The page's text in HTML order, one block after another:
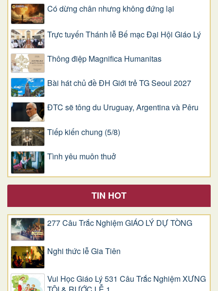
Có dừng chân nhưng không đứng lại
Trực tuyến Thánh lễ Bế mạc Đại Hội Giáo Lý
Thông điệp Magnifica Humanitas
Bài hát chủ đề ĐH Giới trẻ TG Seoul 2027
ĐTC sẽ tông du Uruguay, Argentina và Pêru
Tiếp kiến chung (5/8)
Tình yêu muôn thuở
TIN HOT
277 Câu Trắc Nghiệm GIÁO LÝ DỰ TÒNG
Nghi thức lễ Gia Tiên
Vui Học Giáo Lý 531 Câu Trắc Nghiệm XƯNG